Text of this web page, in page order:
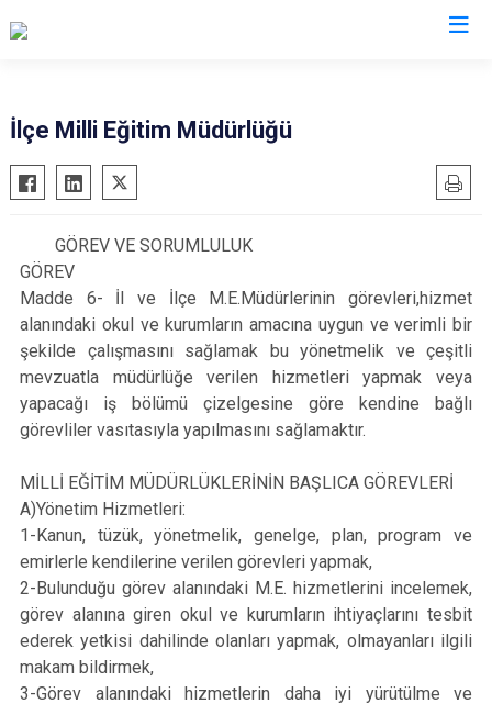
Büyükorhan
Gemlik
Harmancık
İnegöl
İznik
Karacabey
Keles
Kestel
Orhangazi
Osmangazi
Yenişehir
Yıldırım
İlçe Milli Eğitim Müdürlüğü
GÖREV VE SORUMLULUK
GÖREV
Madde 6- İl ve İlçe M.E.Müdürlerinin görevleri,hizmet
alanındaki okul ve kurumların amacına uygun ve verimli bir
şekilde çalışmasını sağlamak bu yönetmelik ve çeşitli
mevzuatla müdürlüğe verilen hizmetleri yapmak veya
yapacağı iş bölümü çizelgesine göre kendine bağlı
görevliler vasıtasıyla yapılmasını sağlamaktır.
MİLLİ EĞİTİM MÜDÜRLÜKLERİNİN BAŞLICA GÖREVLERİ
A)Yönetim Hizmetleri:
1-Kanun, tüzük, yönetmelik, genelge, plan, program ve
emirlerle kendilerine verilen görevleri yapmak,
2-Bulunduğu görev alanındaki M.E. hizmetlerini incelemek,
görev alanına giren okul ve kurumların ihtiyaçlarını tesbit
ederek yetkisi dahilinde olanları yapmak, olmayanları ilgili
makam bildirmek,
3-Görev alanındaki hizmetlerin daha iyi yürütülme ve